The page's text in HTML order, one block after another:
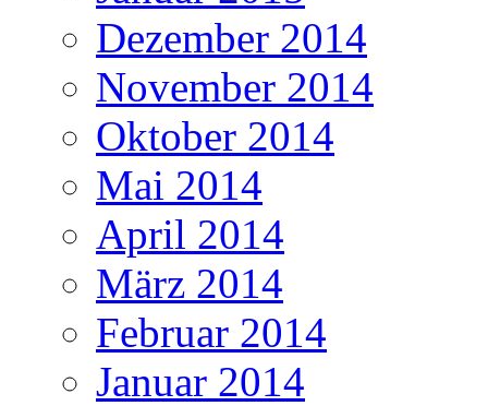
Dezember 2014
November 2014
Oktober 2014
Mai 2014
April 2014
März 2014
Februar 2014
Januar 2014